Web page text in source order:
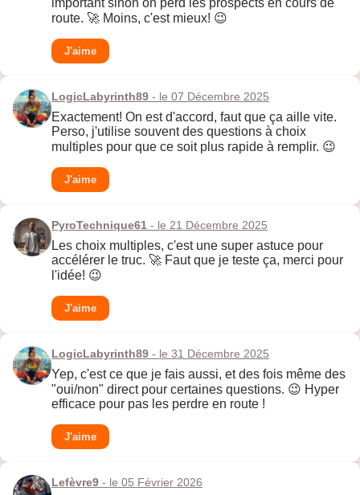
important sinon on perd les prospects en cours de
route. 🚀 Moins, c'est mieux! 😉
J'aime
LogicLabyrinth89 - le 07 Décembre 2025
Exactement! On est d'accord, faut que ça aille vite.
Perso, j'utilise souvent des questions à choix
multiples pour que ce soit plus rapide à remplir. 😉
J'aime
PyroTechnique61 - le 21 Décembre 2025
Les choix multiples, c'est une super astuce pour
accélérer le truc. 🚀 Faut que je teste ça, merci pour
l'idée! 😉
J'aime
LogicLabyrinth89 - le 31 Décembre 2025
Yep, c'est ce que je fais aussi, et des fois même des
"oui/non" direct pour certaines questions. 😉 Hyper
efficace pour pas les perdre en route !
J'aime
Lefèvre9 - le 05 Février 2026